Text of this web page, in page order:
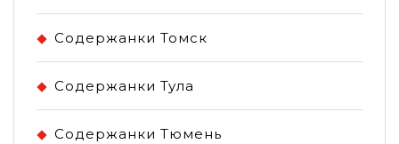
Содержанки Томск
Содержанки Тула
Содержанки Тюмень